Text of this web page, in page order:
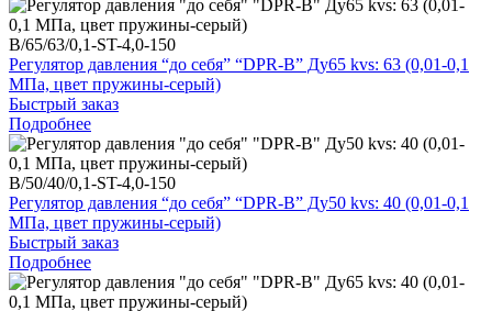
B/65/63/0,1-ST-4,0-150
Регулятор давления “до себя” “DPR-B” Ду65 kvs: 63 (0,01-0,1
МПа, цвет пружины-серый)
Быстрый заказ
Подробнее
B/50/40/0,1-ST-4,0-150
Регулятор давления “до себя” “DPR-B” Ду50 kvs: 40 (0,01-0,1
МПа, цвет пружины-серый)
Быстрый заказ
Подробнее